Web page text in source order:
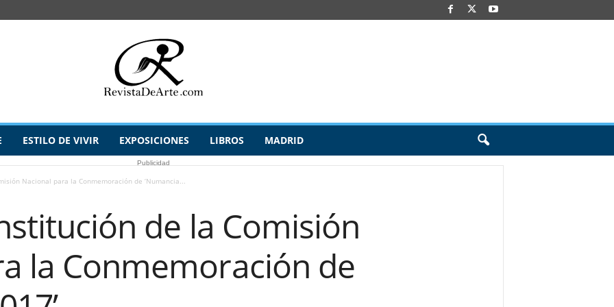
ESTILO DE VIVIR EXPOSICIONES LIBROS MADRID
Publicidad
Nacional para la Conmemoración de ‘Numancia...
de la Comisión
la Conmemoración de